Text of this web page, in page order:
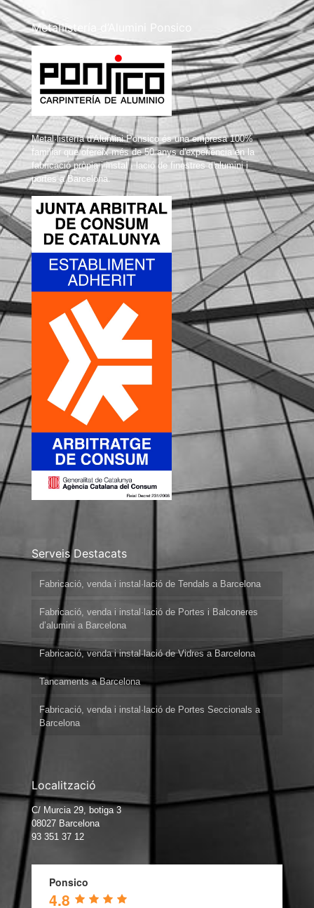
Metal·listería d’Alumini Ponsico
Metal·listería d'Alumini Ponsico és una empresa 100%
familiar que ofereix més de 50 anys d'experiència en la
fabricació pròpia i instal · lació de finestres d'alumini i
portes a Barcelona.
Serveis Destacats
Fabricació, venda i instal·lació de Tendals a Barcelona
Fabricació, venda i instal·lació de Portes i Balconeres
d’alumini a Barcelona
Fabricació, venda i instal·lació de Vidres a Barcelona
Tancaments a Barcelona
Fabricació, venda i instal·lació de Portes Seccionals a
Barcelona
Localització
C/ Murcia 29, botiga 3
08027 Barcelona
93 351 37 12
Ponsico
4.8